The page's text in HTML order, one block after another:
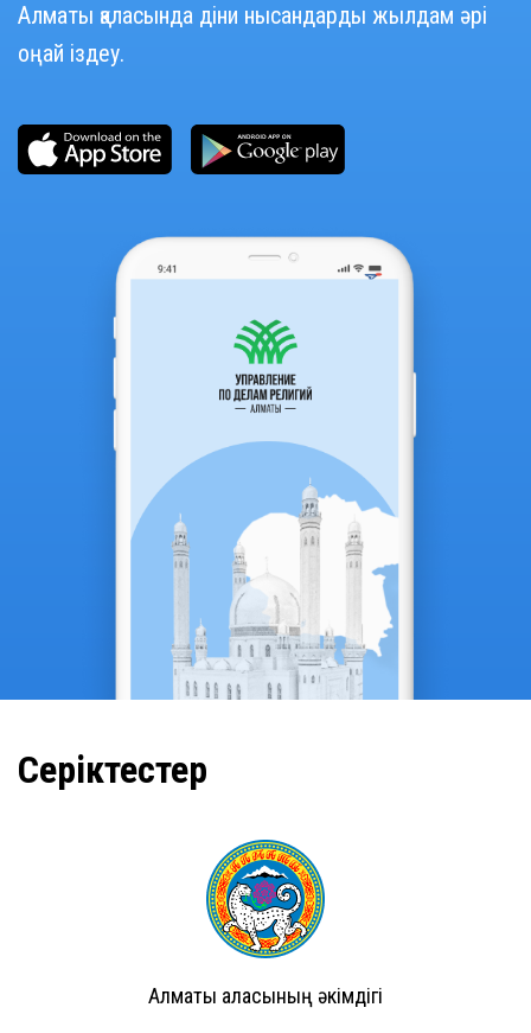
Алматы қаласында діни нысандарды жылдам әрі
оңай іздеу.
Серіктестер
Алматы қаласының әкімдігі